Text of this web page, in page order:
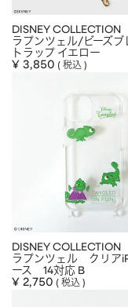
SHOES/SOCKS シュー
財布
PASS CASEパスケース
TABLEWAREテーブルウ
BRAND
在庫のある商品のみ
DISNEY COLLECTION
ラプンツェル/ビーズブ
トラップ イエロー
¥ 3,850 税込
DISNEY COLLECTION
ラプンツェル クリア
ース 14対応 B
¥ 2,750 税込